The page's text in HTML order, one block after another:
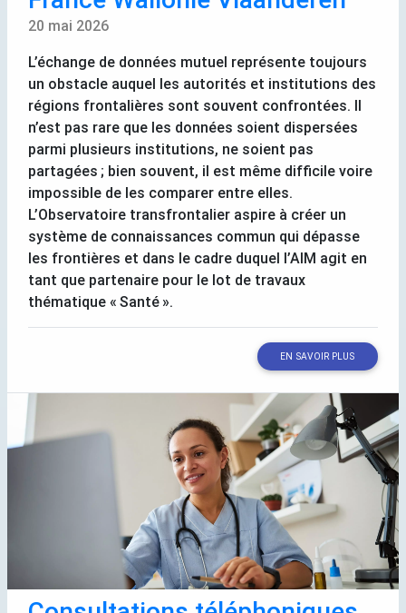
20 mai 2026
L’échange de données mutuel représente toujours
un obstacle auquel les autorités et institutions des
régions frontalières sont souvent confrontées. Il
n’est pas rare que les données soient dispersées
parmi plusieurs institutions, ne soient pas
partagées ; bien souvent, il est même difficile voire
impossible de les comparer entre elles.
L’Observatoire transfrontalier aspire à créer un
système de connaissances commun qui dépasse
les frontières et dans le cadre duquel l’AIM agit en
tant que partenaire pour le lot de travaux
thématique « Santé ».
EN SAVOIR PLUS